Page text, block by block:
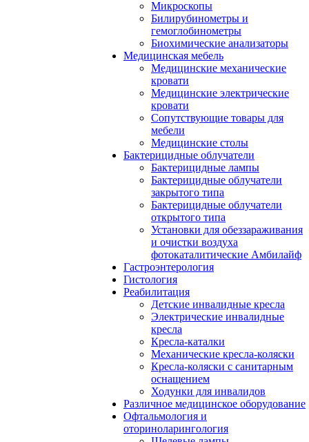
Микроскопы
Билирубинометры и
гемоглобинометры
Биохимические анализаторы
Медицинская мебель
Медицинские механические
кровати
Медицинские электрические
кровати
Сопутствующие товары для
мебели
Медицинские столы
Бактерицидные облучатели
Бактерицидные лампы
Бактерицидные облучатели
закрытого типа
Бактерицидные облучатели
открытого типа
Установки для обеззараживания
и очистки воздуха
фотокаталитические Амбилайф
Гастроэнтерология
Гистология
Реабилитация
Детские инвалидные кресла
Электрические инвалидные
кресла
Кресла-каталки
Механические кресла-коляски
Кресла-коляски с санитарным
оснащением
Ходунки для инвалидов
Различное медицинское оборудование
Офтальмология и
оториноларингология